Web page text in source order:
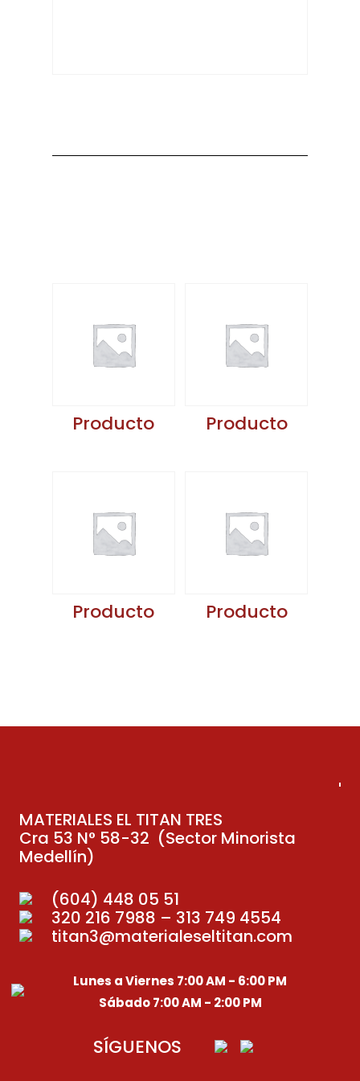
Producto Producto
Producto Producto
MATERIALES EL TITAN TRES
Cra 53 N° 58-32 (Sector Minorista
Medellín)
(604) 448 05 51
320 216 7988 – 313 749 4554
titan3@materialeseltitan.com
Lunes a Viernes 7:00 AM - 6:00 PM
Sábado 7:00 AM - 2:00 PM
SÍGUENOS